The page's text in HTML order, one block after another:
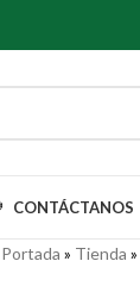
CONTÁCTANOS
Portada » Tienda »